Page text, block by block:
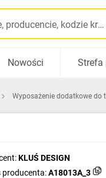
Szukaj po nazwie, indeksie, producencie, kodzie kreskowym...
Nowości Strefa
Wyposażenie dodatkowe do
KLUŚ DESIGN
producenta:A18013A_3